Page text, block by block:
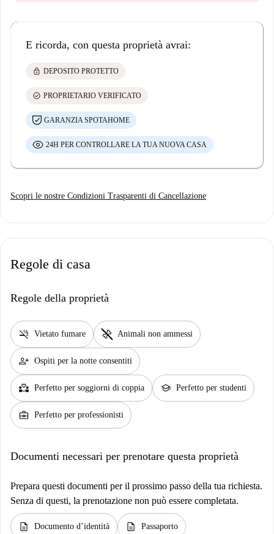
E ricorda, con questa proprietà avrai:
lock DEPOSITO PROTETTO
check_circle PROPRIETARIO VERIFICATO
GARANZIA SPOTAHOME
24H PER CONTROLLARE LA TUA NUOVA CASA
Scopri le nostre Condizioni Trasparenti di Cancellazione
Regole di casa
Regole della proprietà
smoke_free Vietato fumare pet_supplies Animali non ammessi
person_add Ospiti per la notte consentiti
partner_heart Perfetto per soggiorni di coppia school Perfetto per studenti
business_center Perfetto per professionisti
Documenti necessari per prenotare questa proprietà
Prepara questi documenti per il prossimo passo della tua richiesta.
Senza di questi, la prenotazione non può essere completata.
description Documento d’identità description Passaporto